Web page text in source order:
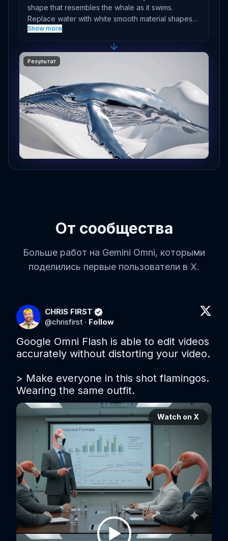
shape that resembles the whale as it swims.
Replace water with white smooth material shapes
that move
Show more
Результат
От сообщества
Больше работ на Gemini Omni, которыми
поделились первые пользователи в X.
CHRIS FIRST
@chrisfirst · Follow
Google Omni Flash is able to edit videos
accurately without distorting your video.
> Make everyone in this shot flamingos.
Wearing the same outfit.
Watch on X